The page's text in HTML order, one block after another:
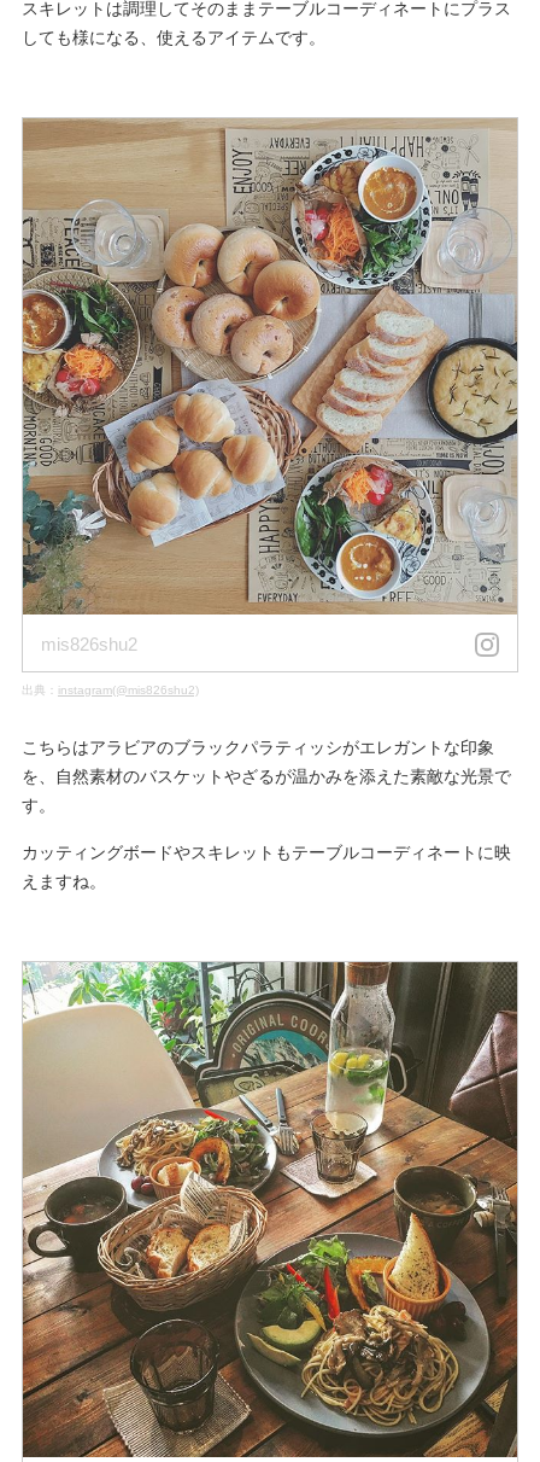
スキレットは調理してそのままテーブルコーディネートにプラス
しても様になる、使えるアイテムです。
mis826shu2
出典： instagram(@mis826shu2)
こちらはアラビアのブラックパラティッシがエレガントな印象
を、自然素材のバスケットやざるが温かみを添えた素敵な光景で
す。
カッティングボードやスキレットもテーブルコーディネートに映
えますね。